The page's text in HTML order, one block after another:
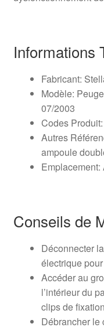
Informations
Fabricant:
Modèle:
07/2003
Codes
Autres
ampoule
Emplacement:
Conseils de
Déconnecter
électrique
Accéder au
l’intérieur du
clips de
Débrancher le